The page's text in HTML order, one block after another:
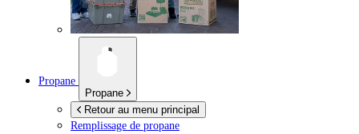
Propane
Propane
Retour au menu principal
Remplissage de propane